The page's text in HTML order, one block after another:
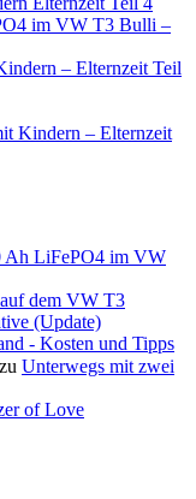
im VW T3 Bulli –
– Elternzeit Teil
Kindern – Elternzeit
Ah LiFePO4 im VW
dem VW T3
(Update)
- Kosten und Tipps
zu Unterwegs mit zwei
of Love